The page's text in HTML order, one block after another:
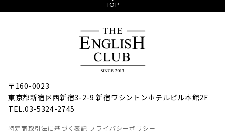
TOP
〒160-0023
東京都新宿区西新宿3-2-9 新宿ワシントンホテルビル本館2F
TEL.03-5324-2745
特定商取引法に基づく表記 プライバシーポリシー